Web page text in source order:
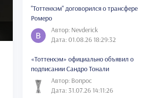
"Тоттенхэм" договорился о трансфере
Ромеро
Автор: Nevderick
Дата: 01.08.26 18:29:32
«Тоттенхэм» официально объявил о
подписании Сандро Тонали
Автор: Вопрос
Дата: 31.07.26 14:11:26